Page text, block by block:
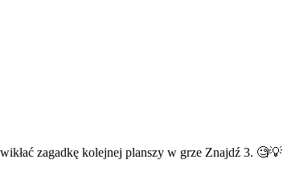
zagadkę kolejnej planszy w grze Znajdź 3. 🧐💡